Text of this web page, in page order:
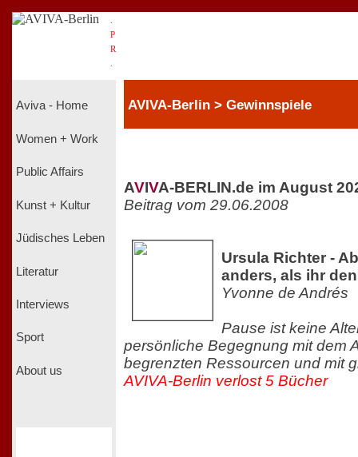
P
R
Aviva - Home
Women + Work
Public Affairs
Kunst + Kultur
Jüdisches Leben
Literatur
Interviews
Sport
About us
AVIVA-Berlin > Gewinnspiele
AVIVA-BERLIN.de im August
Beitrag vom 29.06.2008
Ursula Richter -
anders, als ihr
Yvonne de Andrés
Pause ist keine
persönliche Begegnung mit dem
begrenzten Ressourcen und mit
AVIVA-Berlin verlost 5 Bücher